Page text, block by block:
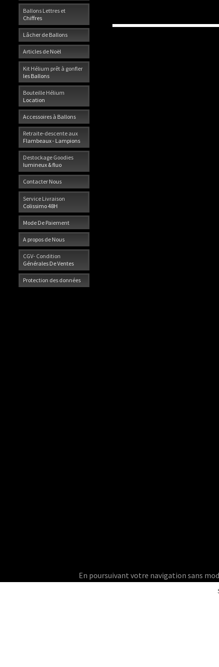
Ballons Lettres et
Chiffres
Lâcher de Ballons
Articles de Noël
Kit Hélium prêt à gonfler
les Ballons
Bouteille Hélium
Location
Accessoires à Ballons
Retraite-descente aux
Flambeaux - Lampions
Destockage Goodies
lumineux & fluo
Contacter Nous
Service Livraison
Colissimo 48H
Mode De Paiement
A propos de Nous
CGV- Condition
Générales De Ventes
Protection des données
En poursuivant votre navigation sans